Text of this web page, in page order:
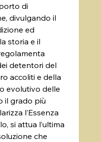
di
divulgando il
ed
storia e il
detentori del
accoliti e della
evolutivo delle
il grado più
l’Essenza
si attua l’ultima
che